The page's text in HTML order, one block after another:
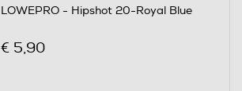
LOWEPRO - Hipshot 20-Royal Blue
€ 5,90